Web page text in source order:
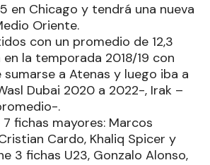
en Chicago y tendrá una nueva
Oriente.
con un promedio de 12,3
la temporada 2018/19 con
a Atenas y luego iba a
Dubai 2020 a 2022-, Irak –
.
fichas mayores: Marcos
Cardo, Khaliq Spicer y
3 fichas U23, Gonzalo Alonso,